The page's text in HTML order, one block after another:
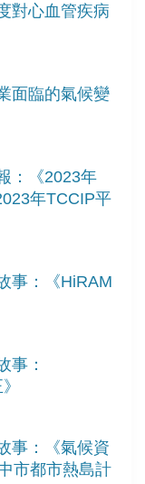
對心血管疾病
面臨的氣候變
：《2023年
年TCCIP平
事：《HiRAM
事：
事：《氣候資
市都市熱島計